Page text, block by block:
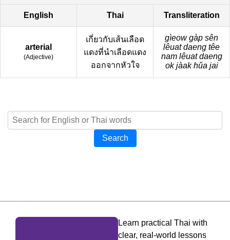
English Thai Transliteration
arterial
(Adjective)
เกี่ยวกับเส้นเลือด
แดงที่นำเลือดแดง
ออกจากหัวใจ
gìeow gàp sên
lêuat daeng têe
nam lêuat daeng
ok jàak hǔa jai
Search
Learn practical Thai with
clear, real-world lessons